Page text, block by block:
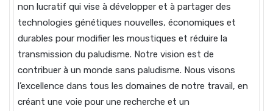
non lucratif qui vise à développer et à partager des
technologies génétiques nouvelles, économiques et
durables pour modifier les moustiques et réduire la
transmission du paludisme. Notre vision est de
contribuer à un monde sans paludisme. Nous visons
l’excellence dans tous les domaines de notre travail, en
créant une voie pour une recherche et un